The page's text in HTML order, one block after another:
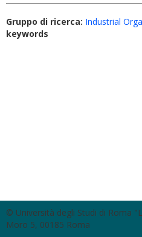
Gruppo di ricerca: Industrial
keywords
© Università degli Studi di Roma
Moro 5, 00185 Roma